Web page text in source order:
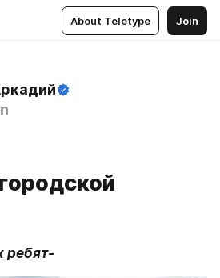
About Teletype Join
ребят-